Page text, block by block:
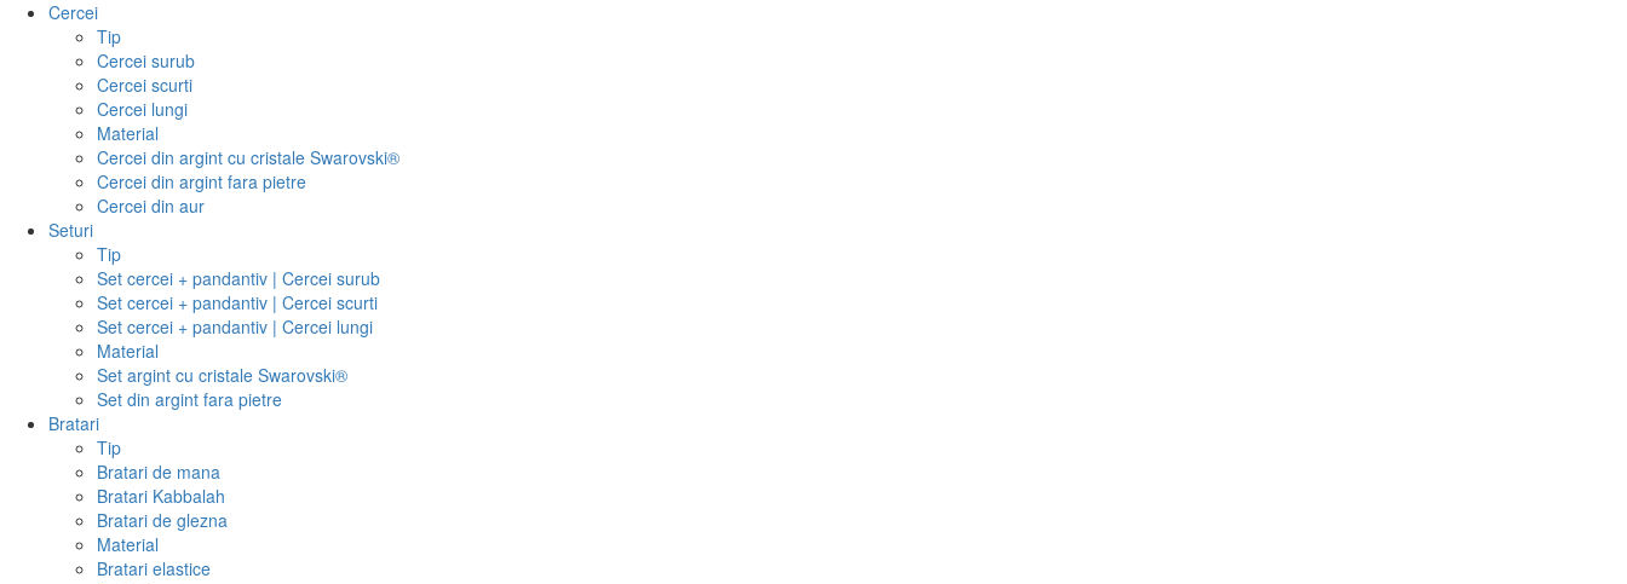
Cercei
Tip
Cercei surub
Cercei scurti
Cercei lungi
Material
Cercei din argint cu cristale Swarovski®
Cercei din argint fara pietre
Cercei din aur
Seturi
Tip
Set cercei + pandantiv | Cercei surub
Set cercei + pandantiv | Cercei scurti
Set cercei + pandantiv | Cercei lungi
Material
Set argint cu cristale Swarovski®
Set din argint fara pietre
Bratari
Tip
Bratari de mana
Bratari Kabbalah
Bratari de glezna
Material
Bratari elastice